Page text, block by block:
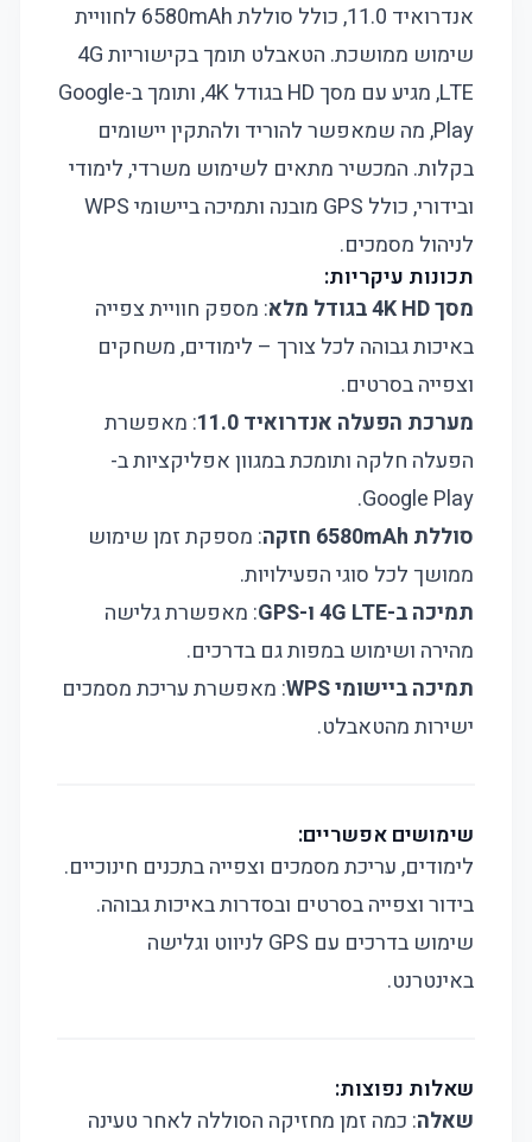
אנדרואיד 11.0, כולל סוללת 6580mAh לחוויית
שימוש ממושכת. הטאבלט תומך בקישוריות 4G
LTE, מגיע עם מסך HD בגודל 4K, ותומך ב-Google
Play, מה שמאפשר להוריד ולהתקין יישומים
בקלות. המכשיר מתאים לשימוש משרדי, לימודי
ובידורי, כולל GPS מובנה ותמיכה ביישומי WPS
לניהול מסמכים.
תכונות עיקריות:
מסך 4K HD בגודל מלא
: מספק חוויית צפייה
באיכות גבוהה לכל צורך – לימודים, משחקים
וצפייה בסרטים.
מערכת הפעלה אנדרואיד 11.0
: מאפשרת
הפעלה חלקה ותומכת במגוון אפליקציות ב-
Google Play.
סוללת 6580mAh חזקה
: מספקת זמן שימוש
ממושך לכל סוגי הפעילויות.
תמיכה ב-4G LTE ו-GPS
: מאפשרת גלישה
מהירה ושימוש במפות גם בדרכים.
תמיכה ביישומי WPS
: מאפשרת עריכת מסמכים
ישירות מהטאבלט.
שימושים אפשריים:
לימודים, עריכת מסמכים וצפייה בתכנים חינוכיים.
בידור וצפייה בסרטים ובסדרות באיכות גבוהה.
שימוש בדרכים עם GPS לניווט וגלישה
באינטרנט.
שאלות נפוצות:
שאלה: כמה זמן מחזיקה הסוללה לאחר טעינה